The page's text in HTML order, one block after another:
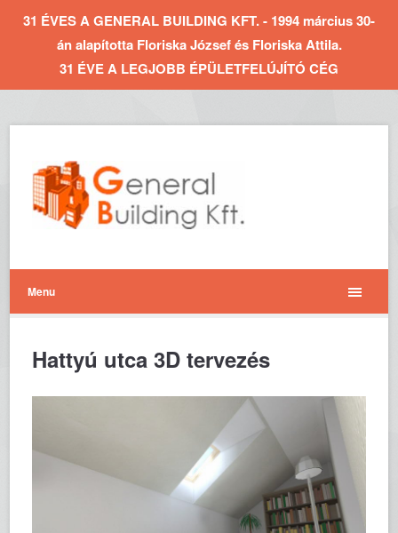
31 ÉVES A GENERAL BUILDING KFT. - 1994 március 30-
án alapította Floriska József és Floriska Attila.
31 ÉVE A LEGJOBB ÉPÜLETFELÚJÍTÓ CÉG
Menu
Hattyú utca 3D tervezés